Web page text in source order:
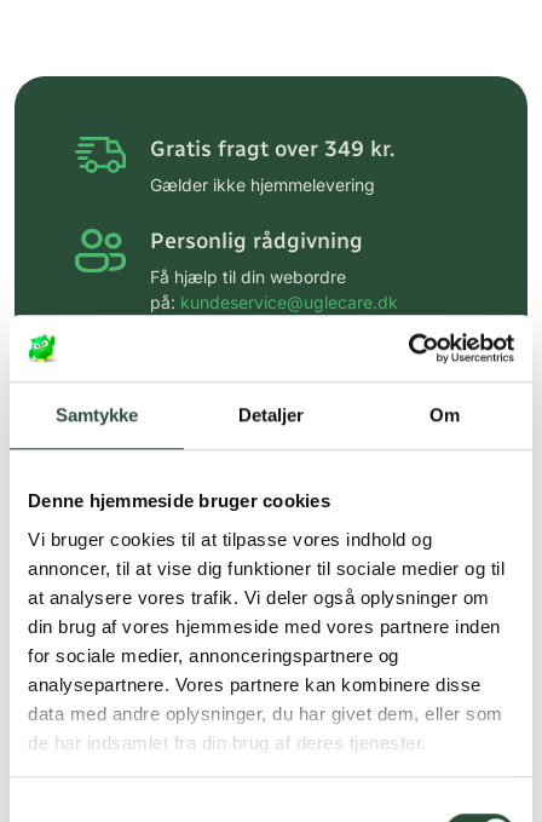
Samtykke Detaljer Om
Denne hjemmeside bruger cookies
Vi bruger cookies til at tilpasse vores indhold og
annoncer, til at vise dig funktioner til sociale medier og til
at analysere vores trafik. Vi deler også oplysninger om
din brug af vores hjemmeside med vores partnere inden
for sociale medier, annonceringspartnere og
analysepartnere. Vores partnere kan kombinere disse
data med andre oplysninger, du har givet dem, eller som
de har indsamlet fra din brug af deres tjenester.
Gratis fragt over 349 kr.
Gælder ikke hjemmelevering
Personlig rådgivning
Få hjælp til din webordre
på: kundeservice@uglecare.dk
Hurtig levering (30 min. i Kbh)
Faste lave priser*
Stort udvalg af kendte
produkter
Vi tilbyder et stort udvalg af kendte
cremer, vitaminer og andre spændende
produkter – altid til fast lav pris.
Læs mere om Uglecare.dk her